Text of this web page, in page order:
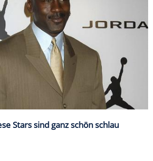
Stars sind ganz schön schlau